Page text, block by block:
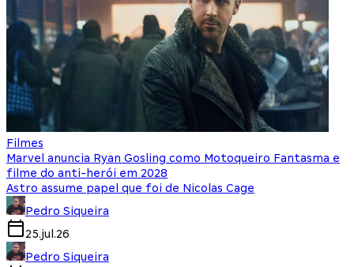
Filmes
Marvel anuncia Ryan Gosling como Motoqueiro Fantasma e
filme do anti-herói em 2028
Astro assume papel que foi de Nicolas Cage
Pedro Siqueira
25.jul.26
Pedro Siqueira